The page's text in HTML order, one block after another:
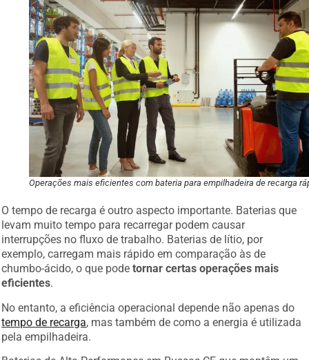
Operações mais eficientes com bateria para empilhadeira de recarga
O tempo de recarga é outro aspecto importante. Baterias que
levam muito tempo para recarregar podem causar
interrupções no fluxo de trabalho. Baterias de lítio, por
exemplo, carregam mais rápido em comparação às de
chumbo-ácido, o que podetornar certas operações mais
eficientes.
No entanto, a eficiência operacional depende não apenas do
tempo de recarga, mas também de como a energia é utilizada
pela empilhadeira.